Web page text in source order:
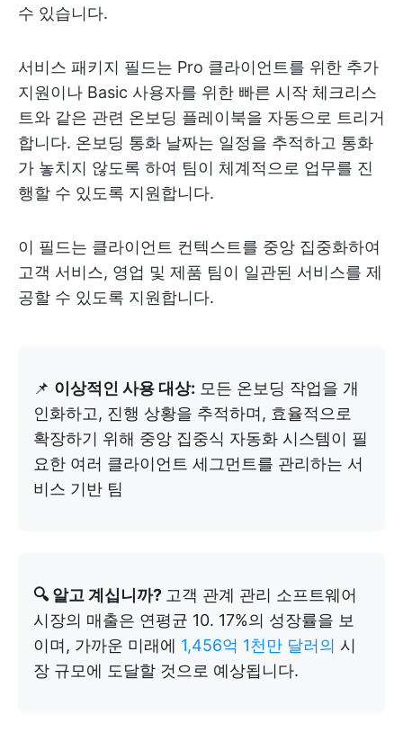
수 있습니다.
서비스 패키지 필드는 Pro 클라이언트를 위한 추가
지원이나 Basic 사용자를 위한 빠른 시작 체크리스
트와 같은 관련 온보딩 플레이북을 자동으로 트리거
합니다. 온보딩 통화 날짜는 일정을 추적하고 통화
가 놓치지 않도록 하여 팀이 체계적으로 업무를 진
행할 수 있도록 지원합니다.
이 필드는 클라이언트 컨텍스트를 중앙 집중화하여
고객 서비스, 영업 및 제품 팀이 일관된 서비스를 제
공할 수 있도록 지원합니다.
📌 이상적인 사용 대상: 모든 온보딩 작업을 개
인화하고, 진행 상황을 추적하며, 효율적으로
확장하기 위해 중앙 집중식 자동화 시스템이 필
요한 여러 클라이언트 세그먼트를 관리하는 서
비스 기반 팀
🔍 알고 계십니까? 고객 관계 관리 소프트웨어
시장의 매출은 연평균 10. 17%의 성장률을 보
이며, 가까운 미래에 1,456억 1천만 달러의 시
장 규모에 도달할 것으로 예상됩니다.